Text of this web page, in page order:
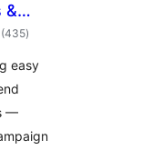
&
(435total
de
)
easy
—